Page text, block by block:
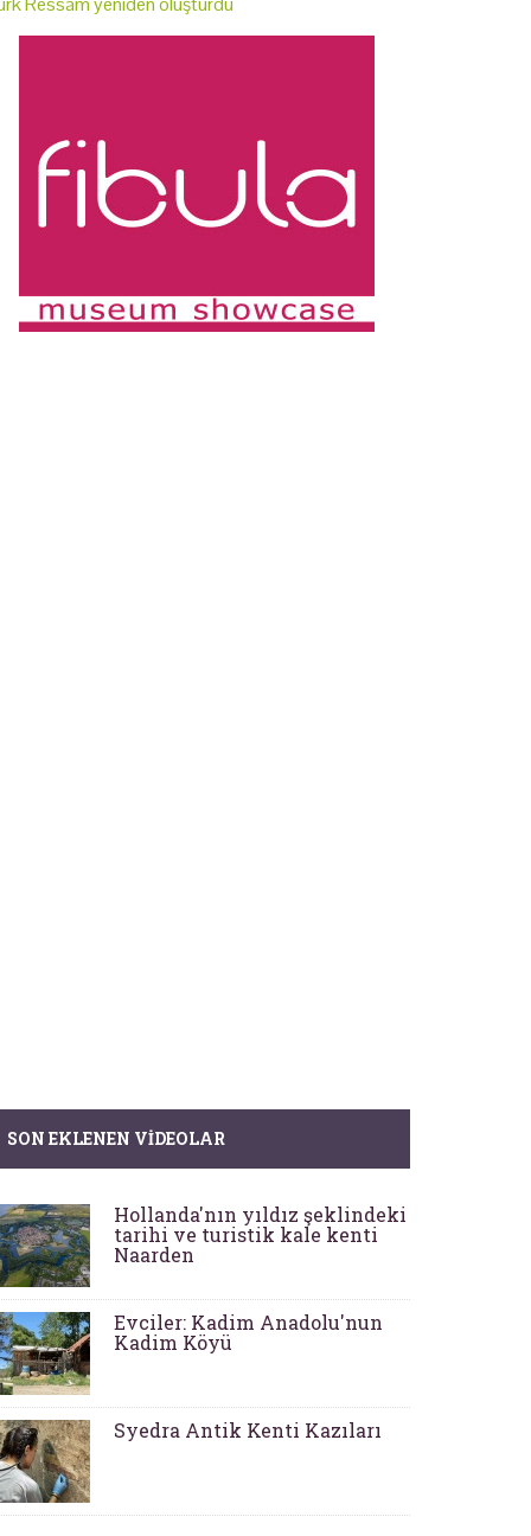
SON EKLENEN VIDEOLAR
Hollanda'nın yıldız şeklindeki
tarihi ve turistik kale kenti
Naarden
Evciler: Kadim Anadolu'nun
Kadim Köyü
Syedra Antik Kenti Kazıları